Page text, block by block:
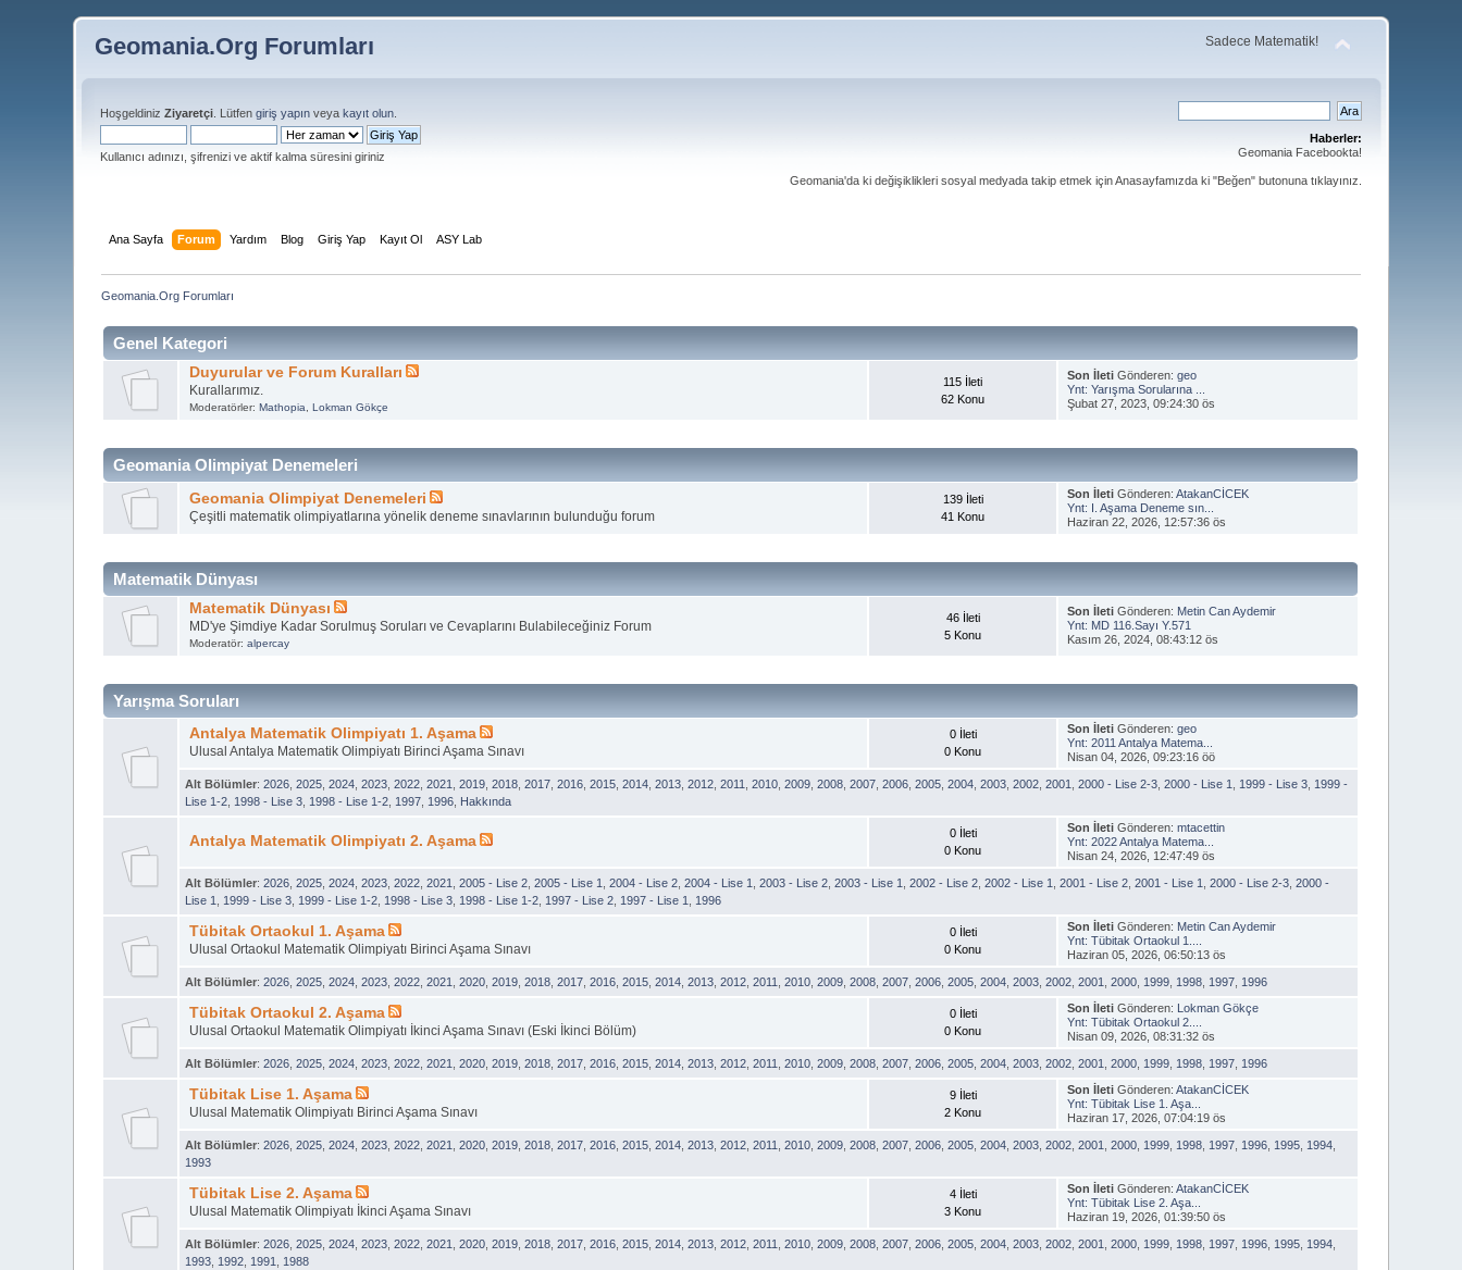
Geomania.Org Forumları Sadece Matematik!
HoşgeldinizZiyaretçi . Lütfengiriş yapın veyakayıt olun
Kullanıcı adınızı, şifrenizi ve aktif kalma süresini giriniz
Haberler:
Geomania Facebookta!
Geomania'da ki değişiklikleri sosyal medyada takip etmek için Anasayfamızda ki "Beğen" butonuna tıklayınız.
Ana Sayfa Forum Yardım Blog Giriş Yap Kayıt Ol ASY Lab
Geomania.Org Forumları
Genel Kategori
Duyurular ve Forum Kuralları
Kurallarımız.
Moderatörler: Mathopia Lokman Gökçe
115 İleti
62 Konu
Son İletiGönderen: geo
Ynt: Yarışma Sorularına ...
Şubat 27, 2023, 09:24:30 ös
Geomania Olimpiyat Denemeleri
Geomania Olimpiyat Denemeleri
Çeşitli matematik olimpiyatlarına yönelik deneme sınavlarının bulunduğu forum
139 İleti
41 Konu
Son İletiGönderen: AtakanCİCEK
Ynt: I. Aşama Deneme sın...
Haziran 22, 2026, 12:57:36 ös
Matematik Dünyası
Matematik Dünyası
MD'ye Şimdiye Kadar Sorulmuş Soruları ve Cevaplarını Bulabileceğiniz Forum
Moderatör: alpercay
46 İleti
5 Konu
Son İletiGönderen: Metin Can Aydemir
Ynt: MD 116.Sayı Y.571
Kasım 26, 2024, 08:43:12 ös
Yarışma Soruları
Antalya Matematik Olimpiyatı 1. Aşama
Ulusal Antalya Matematik Olimpiyatı Birinci Aşama Sınavı
0 İleti
0 Konu
Son İletiGönderen: geo
Ynt: 2011 Antalya Matema...
Nisan 04, 2026, 09:23:16 öö
Alt Bölümler:2026 ,2025 ,2024 ,2023 ,2022 ,2021 ,2019 ,2018 ,2017 ,2016 ,2015 ,2014 ,2013 ,2012 ,2011 ,2010 ,2009 ,2008 ,2007 ,2006 ,2005 ,2004 ,2003 ,2002 ,2001 ,2000 - Lise 2-3 ,2000 - Lise 1 1999 - Lise 3 1999 -
Lise 1-2 1998 - Lise 3 1998 - Lise 1-2 1997 1996 Hakkında
Antalya Matematik Olimpiyatı 2. Aşama
0 İleti
0 Konu
Son İletiGönderen: mtacettin
Ynt: 2022 Antalya Matema...
Nisan 24, 2026, 12:47:49 ös
Alt Bölümler:2026 ,2025 ,2024 ,2023 ,2022 ,2021 ,2005 - Lise 2 ,2005 - Lise 1 ,2004 - Lise 2 ,2004 - Lise 1 ,2003 - Lise 2 ,2003 - Lise 1 ,2002 - Lise 2 ,2002 - Lise 1 ,2001 - Lise 2 ,2001 - Lise 1 ,2000 - Lise 2-3 ,2000 -
Lise 1
1999 - Lise 3 1999 - Lise 1-2 1998 - Lise 3 1998 - Lise 1-2 1997 - Lise 2 1997 - Lise 1 1996
Tübitak Ortaokul 1. Aşama
Ulusal Ortaokul Matematik Olimpiyatı Birinci Aşama Sınavı
0 İleti
0 Konu
Son İletiGönderen: Metin Can Aydemir
Ynt: Tübitak Ortaokul 1....
Haziran 05, 2026, 06:50:13 ös
Alt Bölümler:2026 ,2025 ,2024 ,2023 ,2022 ,2021 ,2020 ,2019 ,2018 ,2017 ,2016 ,2015 ,2014 ,2013 ,2012 ,2011 ,2010 ,2009 ,2008 ,2007 ,2006 ,2005 ,2004 ,2003 ,2002 ,2001 ,2000 1999 1998 1997 1996
Tübitak Ortaokul 2. Aşama
Ulusal Ortaokul Matematik Olimpiyatı İkinci Aşama Sınavı (Eski İkinci Bölüm)
0 İleti
0 Konu
Son İletiGönderen: Lokman Gökçe
Ynt: Tübitak Ortaokul 2....
Nisan 09, 2026, 08:31:32 ös
Alt Bölümler:2026 ,2025 ,2024 ,2023 ,2022 ,2021 ,2020 ,2019 ,2018 ,2017 ,2016 ,2015 ,2014 ,2013 ,2012 ,2011 ,2010 ,2009 ,2008 ,2007 ,2006 ,2005 ,2004 ,2003 ,2002 ,2001 ,2000 1999 1998 1997 1996
Tübitak Lise 1. Aşama
Ulusal Matematik Olimpiyatı Birinci Aşama Sınavı
9 İleti
2 Konu
Son İletiGönderen: AtakanCİCEK
Ynt: Tübitak Lise 1. Aşa...
Haziran 17, 2026, 07:04:19 ös
Alt Bölümler:2026 ,2025 ,2024 ,2023 ,2022 ,2021 ,2020 ,2019 ,2018 ,2017 ,2016 ,2015 ,2014 ,2013 ,2012 ,2011 ,2010 ,2009 ,2008 ,2007 ,2006 ,2005 ,2004 ,2003 ,2002 ,2001 ,2000 1999 1998 1997 1996 1995 1994
1993
Tübitak Lise 2. Aşama
Ulusal Matematik Olimpiyatı İkinci Aşama Sınavı
4 İleti
3 Konu
Son İletiGönderen: AtakanCİCEK
Ynt: Tübitak Lise 2. Aşa...
Haziran 19, 2026, 01:39:50 ös
Alt Bölümler:2026 ,2025 ,2024 ,2023 ,2022 ,2021 ,2020 ,2019 ,2018 ,2017 ,2016 ,2015 ,2014 ,2013 ,2012 ,2011 ,2010 ,2009 ,2008 ,2007 ,2006 ,2005 ,2004 ,2003 ,2002 ,2001 ,2000 1999 1998 1997 1996 1995 1994
1993 1992 1991 1988